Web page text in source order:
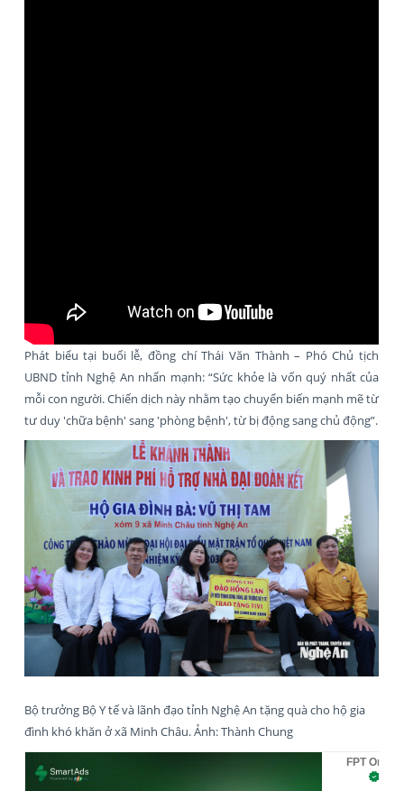
Phát biểu tại buổi lễ, đồng chí Thái Văn Thành – Phó Chủ tịch
UBND tỉnh Nghệ An nhấn mạnh: “Sức khỏe là vốn quý nhất của
mỗi con người. Chiến dịch này nhằm tạo chuyển biến mạnh mẽ từ
tư duy 'chữa bệnh' sang 'phòng bệnh', từ bị động sang chủ động”.
Bộ trưởng Bộ Y tế và lãnh đạo tỉnh Nghệ An tặng quà cho hộ gia
đình khó khăn ở xã Minh Châu. Ảnh: Thành Chung
FPT Online